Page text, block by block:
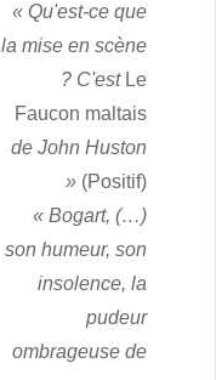
« Qu'est-ce que
la mise en scène
? C'est Le
Faucon maltais
de John Huston
» (Positif)
« Bogart, (…)
son humeur, son
insolence, la
pudeur
ombrageuse de